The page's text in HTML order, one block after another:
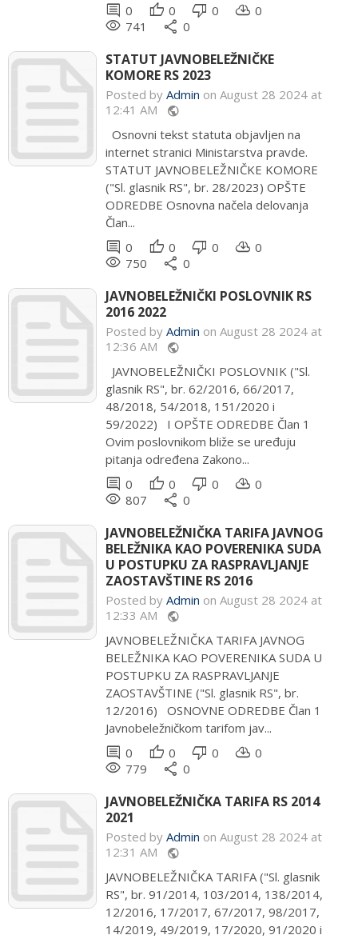
comment 0 thumb_up 0 thumb_down 0 cloud_download 0
remove_red_eye 741 share 0
STATUT JAVNOBELEŽNIČKE
KOMORE RS 2023
Posted by Admin on August 28 2024 at
12:41 AM public
Osnovni tekst statuta objavljen na
internet stranici Ministarstva pravde.
STATUT JAVNOBELEŽNIČKE KOMORE
("Sl. glasnik RS", br. 28/2023) OPŠTE
ODREDBE Osnovna načela delovanja
Član...
comment 0 thumb_up 0 thumb_down 0 cloud_download 0
remove_red_eye 750 share 0
JAVNOBELEŽNIČKI POSLOVNIK RS
2016 2022
Posted by Admin on August 28 2024 at
12:36 AM public
JAVNOBELEŽNIČKI POSLOVNIK ("Sl.
glasnik RS", br. 62/2016, 66/2017,
48/2018, 54/2018, 151/2020 i
59/2022) I OPŠTE ODREDBE Član 1
Ovim poslovnikom bliže se uređuju
pitanja određena Zakono...
comment 0 thumb_up 0 thumb_down 0 cloud_download 0
remove_red_eye 807 share 0
JAVNOBELEŽNIČKA TARIFA JAVNOG
BELEŽNIKA KAO POVERENIKA SUDA
U POSTUPKU ZA RASPRAVLJANJE
ZAOSTAVŠTINE RS 2016
Posted by Admin on August 28 2024 at
12:33 AM public
JAVNOBELEŽNIČKA TARIFA JAVNOG
BELEŽNIKA KAO POVERENIKA SUDA U
POSTUPKU ZA RASPRAVLJANJE
ZAOSTAVŠTINE ("Sl. glasnik RS", br.
12/2016) OSNOVNE ODREDBE Član 1
Javnobeležničkom tarifom jav...
comment 0 thumb_up 0 thumb_down 0 cloud_download 0
remove_red_eye 779 share 0
JAVNOBELEŽNIČKA TARIFA RS 2014
2021
Posted by Admin on August 28 2024 at
12:31 AM public
JAVNOBELEŽNIČKA TARIFA ("Sl. glasnik
RS", br. 91/2014, 103/2014, 138/2014,
12/2016, 17/2017, 67/2017, 98/2017,
14/2019, 49/2019, 17/2020, 91/2020 i